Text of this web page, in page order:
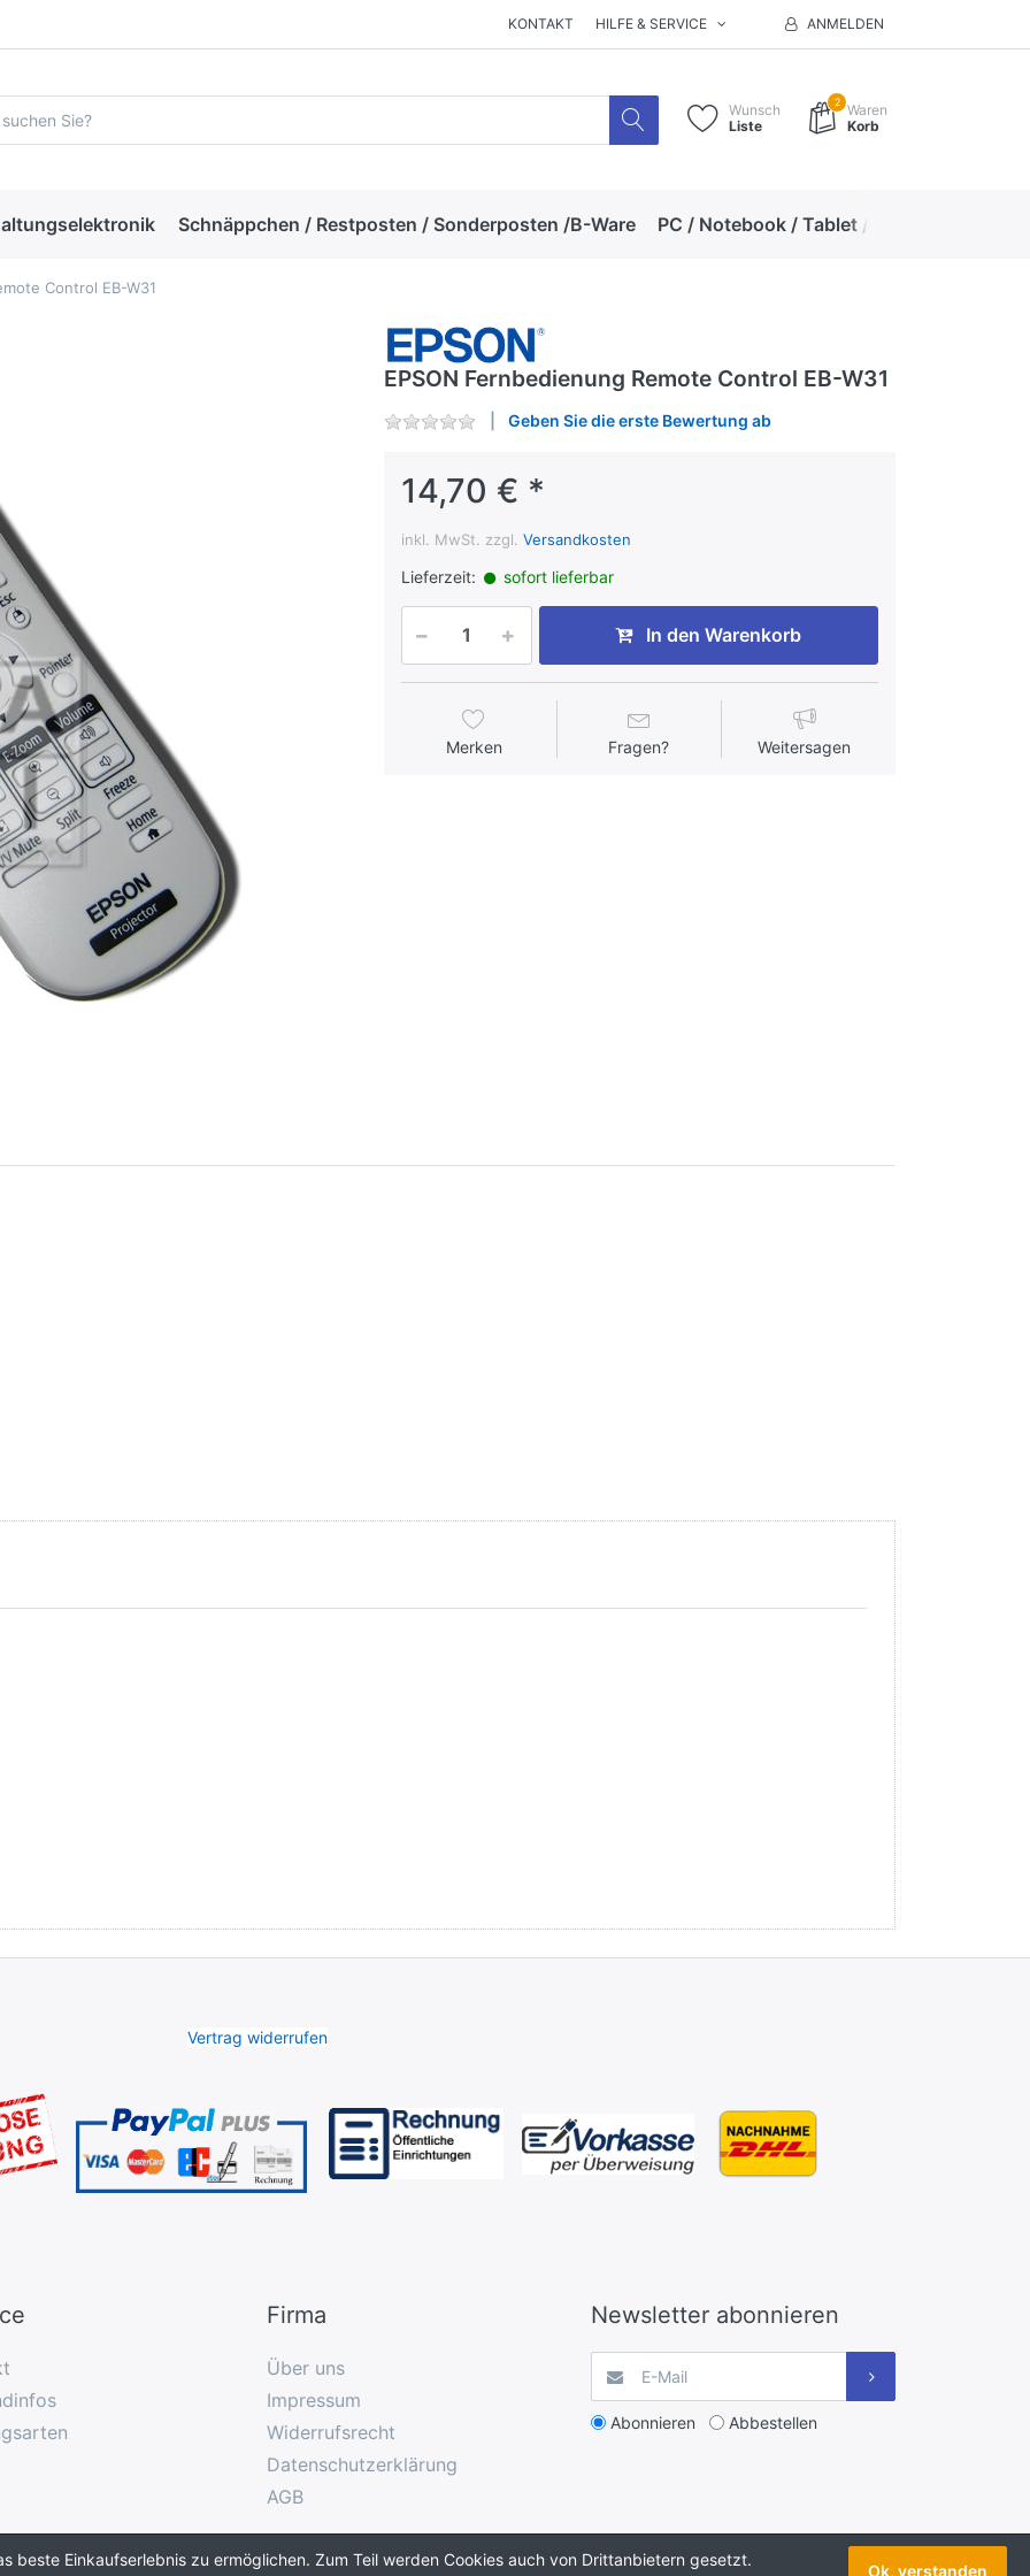
KONTAKT HILFE & SERVICE ANMELDEN
Wunsch
Liste
2 Waren
Korb
Schnäppchen / Restposten / Sonderposten /B-Ware PC / Notebook / Tablet / Zubehör
Control EB-W31
EPSON Fernbedienung Remote Control EB-W31
Geben Sie die erste Bewertung ab
14,70 € *
inkl. MwSt. zzgl. Versandkosten
Lieferzeit: sofort lieferbar
In den Warenkorb
Merken Fragen? Weitersagen
Vertrag widerrufen
Firma
Über uns
Impressum
Widerrufsrecht
Datenschutzerklärung
AGB
Newsletter abonnieren
Abonnieren Abbestellen
beste Einkaufserlebnis zu ermöglichen. Zum Teil werden Cookies auch von Drittanbietern gesetzt.
Ok, verstanden